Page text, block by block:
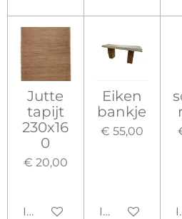
Jutte
tapijt
230x16
0
€ 20,00
In winkelwagen
Eiken
bankje
€ 55,00
In